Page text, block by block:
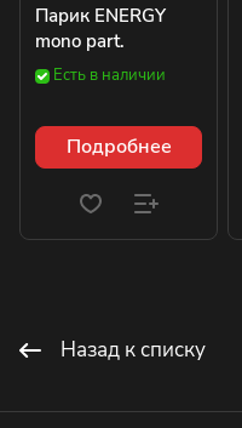
Парик ENERGY
mono part.
Есть в наличии
Подробнее
Назад к списку